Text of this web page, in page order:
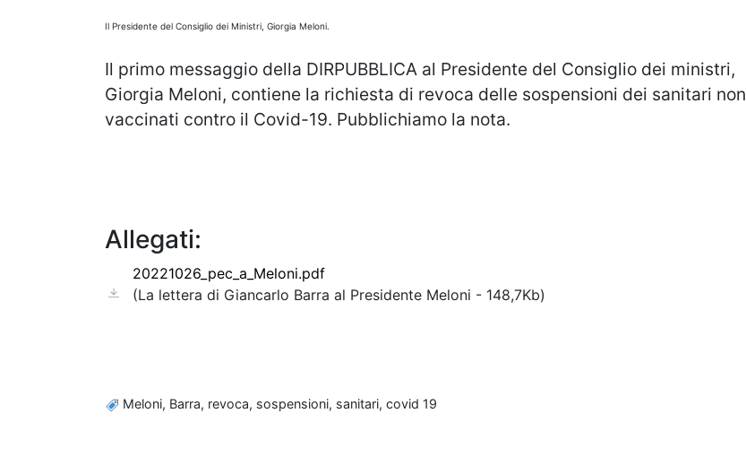
Il Presidente del Consiglio dei Ministri, Giorgia Meloni.
Il primo messaggio della DIRPUBBLICA al Presidente del Consiglio dei ministri,
Giorgia Meloni, contiene la richiesta di revoca delle sospensioni dei sanitari non
vaccinati contro il Covid-19. Pubblichiamo la nota.
Allegati:
20221026_pec_a_Meloni.pdf
(La lettera di Giancarlo Barra al Presidente Meloni - 148,7Kb)
Meloni, Barra, revoca, sospensioni, sanitari, covid 19